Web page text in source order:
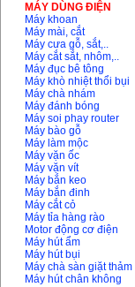
MÁY DÙNG ĐIỆN
Máy khoan
Máy mài, cắt
Máy cưa gỗ, sắt,..
Máy cắt sắt, nhôm,..
Máy đục bê tông
Máy khò nhiệt thổi bụi
Máy chà nhám
Máy đánh bóng
Máy soi phay router
Máy bào gỗ
Máy làm mộc
Máy vặn ốc
Máy vặn vít
Máy bắn keo
Máy bắn đinh
Máy cắt cỏ
Máy tỉa hàng rào
Motor động cơ điện
Máy hút ẩm
Máy hút bụi
Máy chà sàn giặt thảm
Máy hút chân không